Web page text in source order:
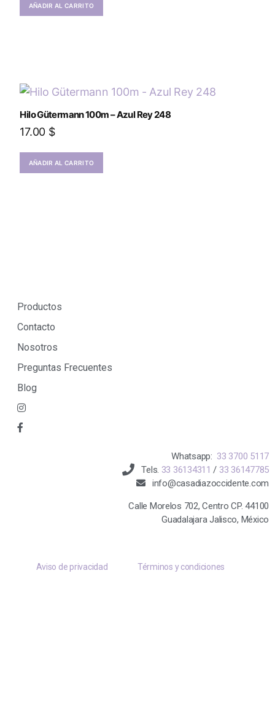
AÑADIR AL CARRITO
Hilo Gütermann 100m – Azul Rey 248
17.00 $
AÑADIR AL CARRITO
Productos
Contacto
Nosotros
Preguntas Frecuentes
Blog
Whatsapp: 33 3700 5117
Tels. 33 36134311 / 33 36147785
info@casadiazoccidente.com
Calle Morelos 702, Centro CP. 44100
Guadalajara Jalisco, México
Aviso de privacidad Términos y condiciones